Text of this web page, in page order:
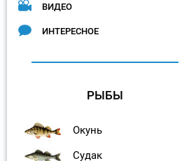
ВИДЕО
ИНТЕРЕСНОЕ
РЫБЫ
Окунь
Судак